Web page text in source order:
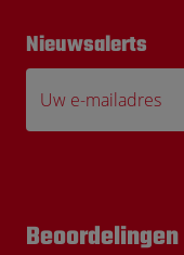
Nieuwsalerts
Uw e-mailadres
Beoordelingen